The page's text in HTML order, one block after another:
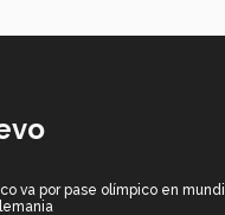
va por pase olímpico en